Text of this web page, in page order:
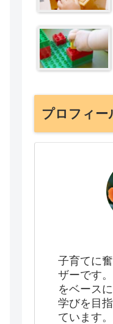
プロフィー
子育てに
ザーです
をベース
学びを目
ています